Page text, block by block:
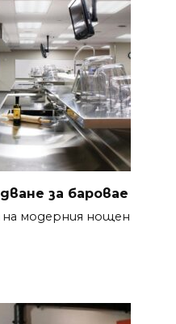
за баровае
на модерния нощен